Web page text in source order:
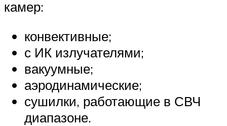
камер:
конвективные;
с ИК излучателями;
вакуумные;
аэродинамические;
сушилки, работающие в СВЧ
диапазоне.